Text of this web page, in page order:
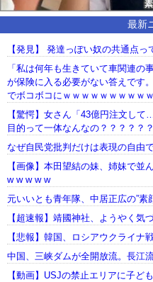
最新
【発見】 発達っぽい奴の共通点
「私は何年も生きていて車関連の
が保険に入る必要がない答えです
でボコボコにｗｗｗｗｗｗｗｗｗ
【驚愕】女さん「43億円注文し
目的って一体なんなの？？？？？
なぜ自民党批判だけは表現の自由
【画像】本田望結の妹、姉妹で並
w w w w w
元いいとも青年隊、中居正広の”素
【超速報】靖國神社、ようやく気
【悲報】韓国、ロシアウクライナ
中国、三峡ダムが全開放流。長江
【動画】USJの禁止エリアに子